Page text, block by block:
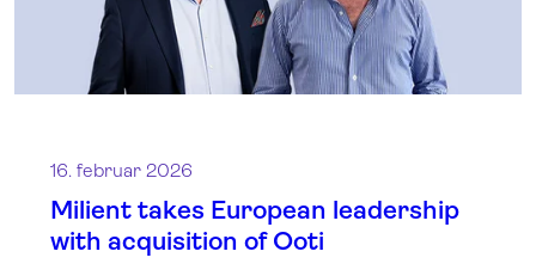
16. februar 2026
Milient takes European leadership
with acquisition of Ooti